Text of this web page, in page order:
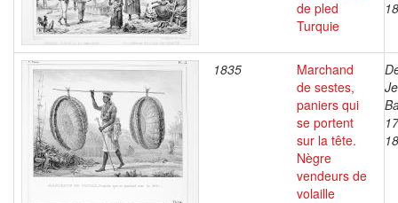
de pled
Turquie
1835
Marchand
de sestes,
paniers qui
se portent
sur la tête.
Nègre
vendeurs de
volaille